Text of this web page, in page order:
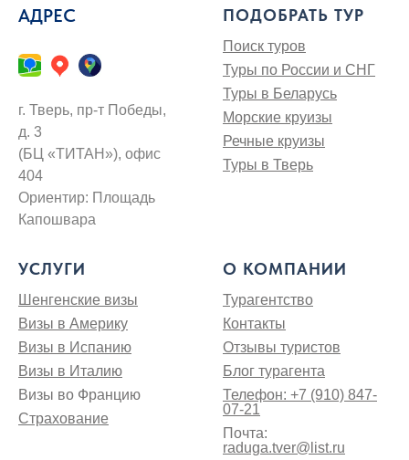
АДРЕС
г. Тверь, пр-т Победы,
д. 3
(БЦ «ТИТАН»), офис
404
Ориентир: Площадь
Капошвара
ПОДОБРАТЬ ТУР
Поиск туров
Туры по России и СНГ
Туры в Беларусь
Морские круизы
Речные круизы
Туры в Тверь
УСЛУГИ
Шенгенские визы
Визы в Америку
Визы в Испанию
Визы в Италию
Визы во Францию
Страхование
О КОМПАНИИ
Турагентство
Контакты
Отзывы туристов
Блог турагента
Телефон: +7 (910) 847-
07-21
Почта:
raduga.tver@list.ru